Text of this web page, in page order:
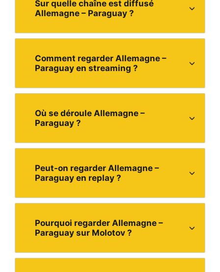
Sur quelle chaîne est diffusé
Allemagne – Paraguay ?
Comment regarder Allemagne –
Paraguay en streaming ?
Où se déroule Allemagne –
Paraguay ?
Peut-on regarder Allemagne –
Paraguay en replay ?
Pourquoi regarder Allemagne –
Paraguay sur Molotov ?